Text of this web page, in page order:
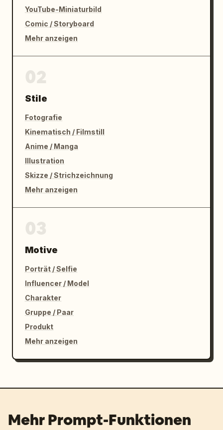
YouTube-Miniaturbild
Comic / Storyboard
Mehr anzeigen
Stile
Fotografie
Kinematisch / Filmstill
Anime / Manga
Illustration
Skizze / Strichzeichnung
Mehr anzeigen
Motive
Porträt / Selfie
Influencer / Model
Charakter
Gruppe / Paar
Produkt
Mehr anzeigen
Mehr Prompt-Funktionen